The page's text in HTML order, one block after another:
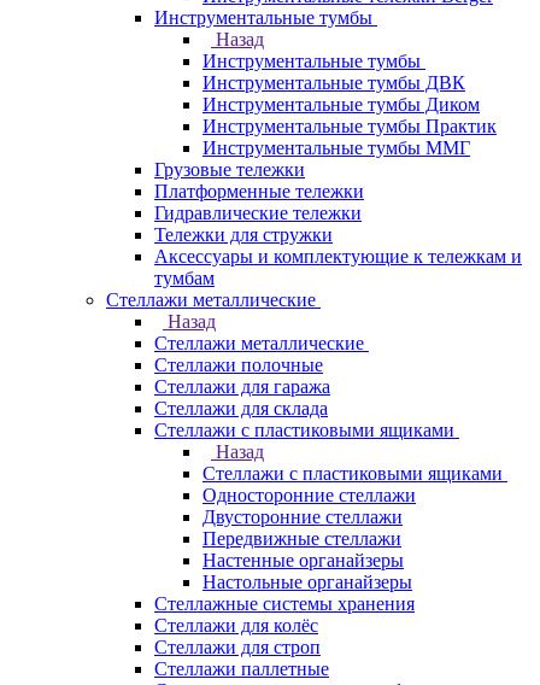
Инструментальные тумбы
Назад
Инструментальные тумбы
Инструментальные тумбы ДВК
Инструментальные тумбы Диком
Инструментальные тумбы Практик
Инструментальные тумбы ММГ
Грузовые тележки
Платформенные тележки
Гидравлические тележки
Тележки для стружки
Аксесcуары и комплектующие к тележкам и
тумбам
Стеллажи металлические
Назад
Стеллажи металлические
Стеллажи полочные
Стеллажи для гаража
Стеллажи для склада
Стеллажи с пластиковыми ящиками
Назад
Стеллажи с пластиковыми ящиками
Односторонние стеллажи
Двусторонние стеллажи
Передвижные стеллажи
Настенные органайзеры
Настольные органайзеры
Стеллажные системы хранения
Стеллажи для колёс
Стеллажи для строп
Стеллажи паллетные